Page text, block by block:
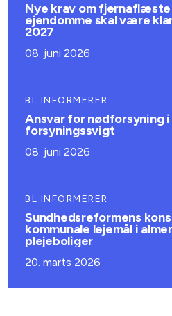
Nye krav om fjernaflæste
ejendomme skal være
2027
08. juni 2026
BL INFORMERER
Ansvar for nødforsyning
forsyningssvigt
08. juni 2026
BL INFORMERER
Sundhedsreformens
kommunale lejemål i
plejeboliger
20. marts 2026